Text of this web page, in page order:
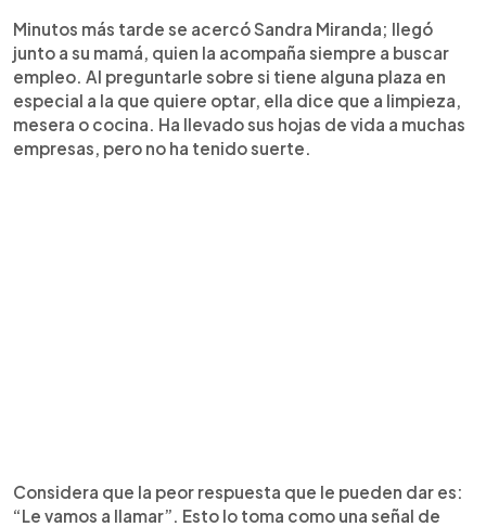
Minutos más tarde se acercó Sandra Miranda; llegó
junto a su mamá, quien la acompaña siempre a buscar
empleo. Al preguntarle sobre si tiene alguna plaza en
especial a la que quiere optar, ella dice que a limpieza,
mesera o cocina. Ha llevado sus hojas de vida a muchas
empresas, pero no ha tenido suerte.
Considera que la peor respuesta que le pueden dar es:
“Le vamos a llamar”. Esto lo toma como una señal de